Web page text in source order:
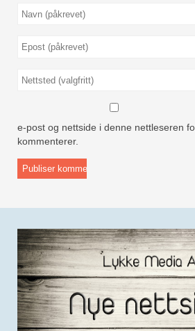
e-post og nettside i denne nettleseren
kommenterer.